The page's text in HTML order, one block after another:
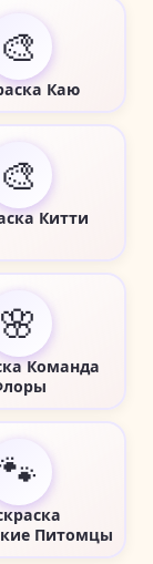
🎨
Каю
🎨
Китти
🌸
Команда
🐾
Питомцы